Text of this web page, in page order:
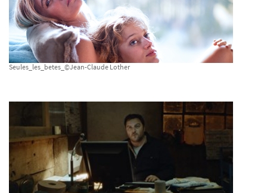
Seules_les_betes_©Jean-Claude Lother